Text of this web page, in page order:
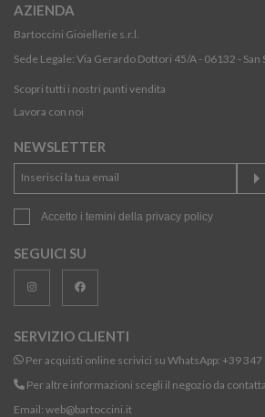
AZIENDA
Bartoccini Gioiellerie s.r.l.
Sede Legale: Via Gerardo Dottori 45/A - 06132 - San
Scopri tutti i nostri punti vendita
Lavora con noi
NEWSLETTER
Accetto i temini della privacy policy
SEGUICI SU
SERVIZIO CLIENTI
Per acquisti online scrivici su WhatsApp: +39 347
Per altre informazioni scegli il negozio da
Email: web@bartoccini.it